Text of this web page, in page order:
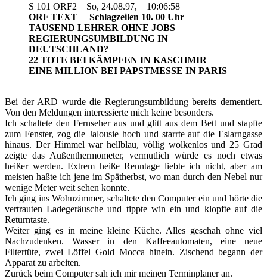
S 101 ORF2 So, 24.08.97, 10:06:58
ORF TEXT Schlagzeilen 10. 00 Uhr
TAUSEND LEHRER OHNE JOBS
REGIERUNGSUMBILDUNG IN
DEUTSCHLAND?
22 TOTE BEI KÄMPFEN IN KASCHMIR
EINE MILLION BEI PAPSTMESSE IN PARIS
Bei der ARD wurde die Regierungsumbildung bereits dementiert.
Von den Meldungen interessierte mich keine besonders.
Ich schaltete den Fernseher aus und glitt aus dem Bett und stapfte
zum Fenster, zog die Jalousie hoch und starrte auf die Eslarngasse
hinaus. Der Himmel war hellblau, völlig wolkenlos und 25 Grad
zeigte das Außenthermometer, vermutlich würde es noch etwas
heißer werden. Extrem heiße Renntage liebte ich nicht, aber am
meisten haßte ich jene im Spätherbst, wo man durch den Nebel nur
wenige Meter weit sehen konnte.
Ich ging ins Wohnzimmer, schaltete den Computer ein und hörte die
vertrauten Ladegeräusche und tippte win ein und klopfte auf die
Returntaste.
Weiter ging es in meine kleine Küche. Alles geschah ohne viel
Nachzudenken. Wasser in den Kaffeeautomaten, eine neue
Filtertüte, zwei Löffel Gold Mocca hinein. Zischend begann der
Apparat zu arbeiten.
Zurück beim Computer sah ich mir meinen Terminplaner an.